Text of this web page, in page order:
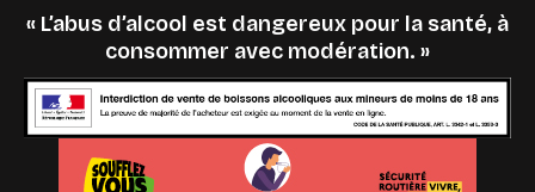
« L’abus d’alcool est dangereux pour la santé, à
consommer avec modération. »